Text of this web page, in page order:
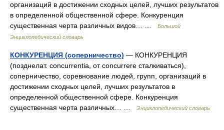
организаций в достижении сходных целей, лучших результатов
в определенной общественной сфере. Конкуренция
существенная черта различных видов… …
Большой
Энциклопедический словарь
КОНКУРЕНЦИЯ (соперничество) — КОНКУРЕНЦИЯ
(позднелат. concurrentia, от concurrere сталкиваться),
соперничество, соревнование людей, групп, организаций в
достижении сходных целей, лучших результатов в
определенной общественной сфере. Конкуренция
существенная черта различных… …
Энциклопедический словарь